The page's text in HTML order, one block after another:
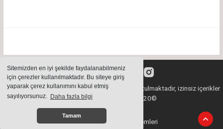
Sitemizden en iyi şekilde faydalanabilmeniz
için çerezler kullanılmaktadır. Bu siteye giriş
yaparak çerez kullanımını kabul etmiş
sayılıyorsunuz. Daha fazla bilgi
Tamam
Sitemizde bulunan içeriklerin tüm hakları saklı tutulmaktadır, izinsiz içerikler
kullanılamaz. Copyright 2020©
Haber Yazılımı: Haber Sistemleri